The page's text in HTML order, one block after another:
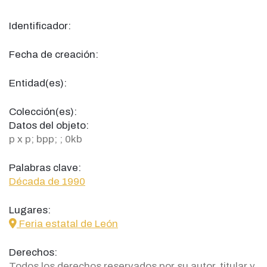
Identificador:
Fecha de creación:
Entidad(es):
Colección(es):
Datos del objeto:
p x p; bpp; ; 0kb
Palabras clave:
Década de 1990
Lugares:
icon
Feria estatal de León
Derechos: